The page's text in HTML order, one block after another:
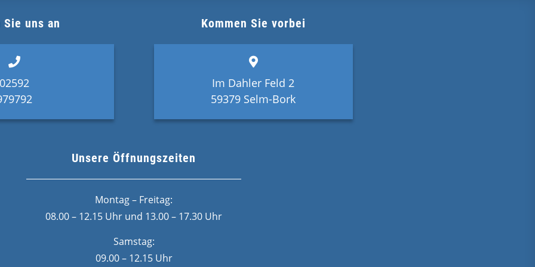
Sie uns an
02592
Kommen Sie vorbei
Im Dahler Feld 2
59379 Selm-Bork
Unsere Öffnungszeiten
Montag – Freitag:
08.00 – 12.15 Uhr und 13.00 – 17.30 Uhr
Samstag:
09.00 – 12.15 Uhr